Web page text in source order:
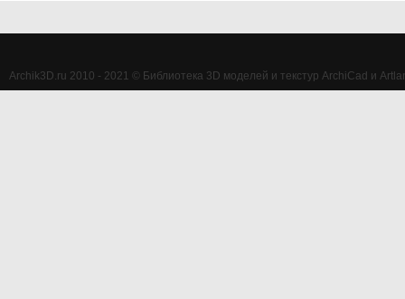
Archik3D.ru 2010 - 2021 © Библиотека 3D моделей и текстур ArchiCad и